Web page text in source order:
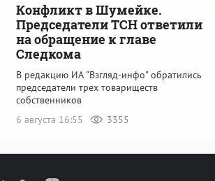
Конфликт в Шумейке.
Председатели ТСН ответили
на обращение к главе
Следкома
В редакцию ИА "Взгляд-инфо" обратились
председатели трех товариществ
собственников
6 августа 16:55
3355